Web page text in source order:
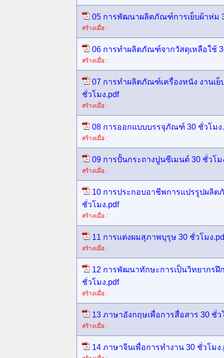
05 การพัฒนาผลิตภัณฑ์การเย็บผ้าห่ม
สร้างเมื่อ :
06 การทำผลิตภัณฑ์จากวัสดุเหลือใช้
สร้างเมื่อ :
07 การทำผลิตภัณฑ์เครื่องหนัง งานเย็
ชั่วโมง.pdf
สร้างเมื่อ :
08 การออกแบบบรรจุภัณฑ์ 30 ชั่วโมง
สร้างเมื่อ :
09 การปั้นกระถางปูนซีเมนต์ 30 ชั่วโม
สร้างเมื่อ :
10 การประกอบอาชีพการแปรรูปผลิต
ชั่วโมง.pdf
สร้างเมื่อ :
11 การแต่งผมสุภาพบุรุษ 30 ชั่วโมง
สร้างเมื่อ :
12 การพัฒนาทักษะการเป็นวิทยากรฝึ
ชั่วโมง.pdf
สร้างเมื่อ :
13 ภาษาอังกฤษเพื่อการสื่อสาร 30 ชั่ว
สร้างเมื่อ :
14 ภาษาจีนเพื่อการทำงาน 30 ชั่วโมง